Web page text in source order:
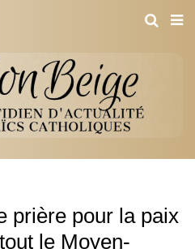
prière pour la paix
le Moyen-